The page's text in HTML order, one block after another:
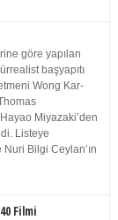
göre yapılan
başyapıtı
Wong Kar-
Miyazaki’den
Listeye
Bilgi Ceylan’ın
Filmi